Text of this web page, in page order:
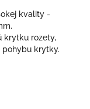
kvality -
krytku rozety,
pohybu krytky.